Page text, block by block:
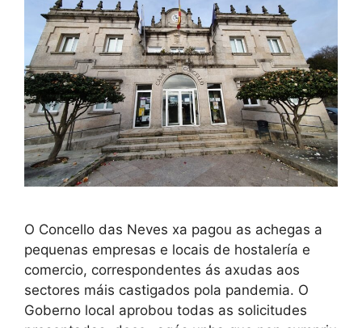
O Concello das Neves xa pagou as achegas a
pequenas empresas e locais de hostalería e
comercio, correspondentes ás axudas aos
sectores máis castigados pola pandemia. O
Goberno local aprobou todas as solicitudes